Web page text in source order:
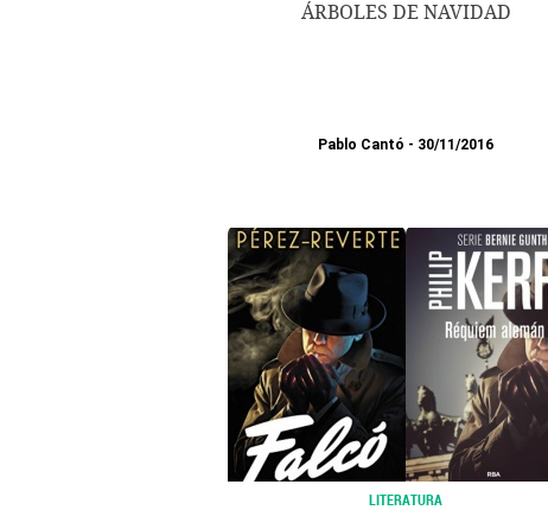
ÁRBOLES DE NAVIDAD
Pablo Cantó 30/11/2016
LITERATURA